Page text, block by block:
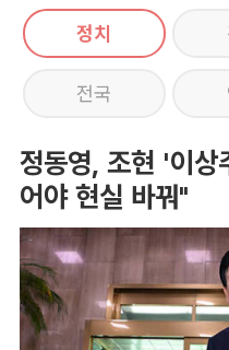
정치
전국
정동영, 조현 '이상
어야 현실 바꿔"